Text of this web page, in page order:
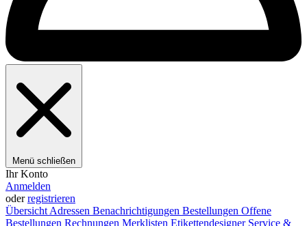
Menü schließen
Ihr Konto
Anmelden
oderregistrieren
Übersicht Adressen Benachrichtigungen Bestellungen Offene
Bestellungen Rechnungen Merklisten Etikettendesigner Service &